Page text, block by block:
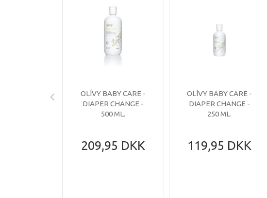
OLÍVY BABY CARE -
DIAPER CHANGE -
500 ML.
209,95 DKK
OLÍVY BABY CARE -
DIAPER CHANGE -
250 ML.
119,95 DKK